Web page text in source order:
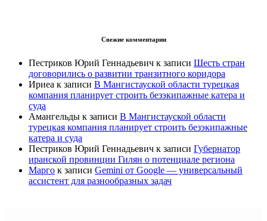
Свежие комментарии
Пестриков Юрий Геннадьевич к записи Шесть стран
договорились о развитии транзитного коридора
Ириеа к записи В Мангистауской области турецкая
компания планирует строить безэкипажные катера и
суда
Амангельды к записи В Мангистауской области
турецкая компания планирует строить безэкипажные
катера и суда
Пестриков Юрий Геннадьевич к записи Губернатор
иранской провинции Гилян о потенциале региона
Марго к записи Gemini от Google — универсальный
ассистент для разнообразных задач